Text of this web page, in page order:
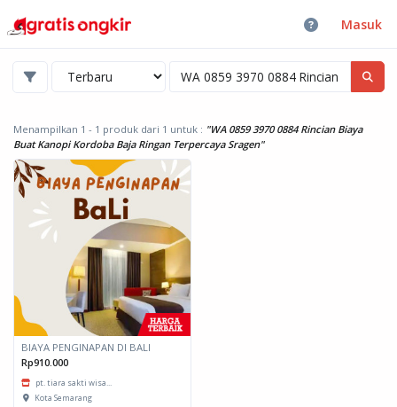
Masuk
Menampilkan 1 - 1 produk dari 1 untuk : "WA 0859 3970 0884 Rincian Biaya
Buat Kanopi Kordoba Baja Ringan Terpercaya Sragen"
BIAYA PENGINAPAN DI BALI
Rp910.000
pt. tiara sakti wisa...
Kota Semarang